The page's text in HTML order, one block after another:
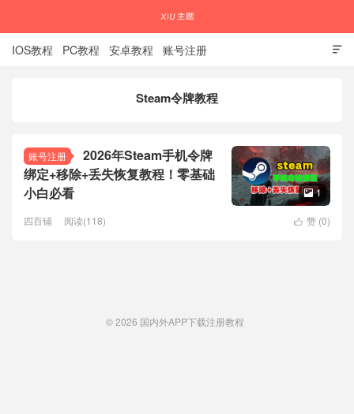

IOS教程 PC教程 安卓教程 账号注册
Steam令牌教程
账号注册
2026年Steam手机令牌
绑定+移除+丢失恢复教程！零基础
小白必看
 1
 赞 (0)
四百铺 阅读(118)
© 2026 国内外APP下载注册教程